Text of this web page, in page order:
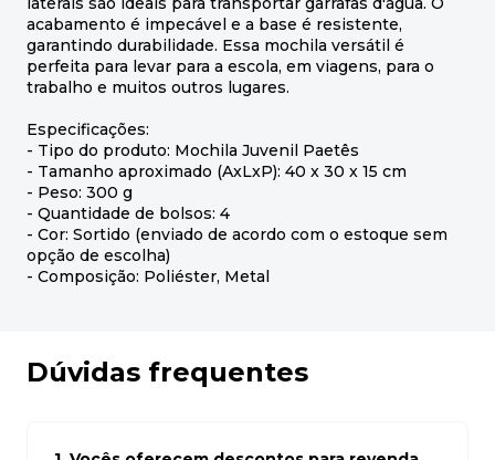
acabamento é impecável e a base é resistente,
garantindo durabilidade. Essa mochila versátil é
perfeita para levar para a escola, em viagens, para o
trabalho e muitos outros lugares.
Especificações:
- Tipo do produto: Mochila Juvenil Paetês
- Tamanho aproximado (AxLxP): 40 x 30 x 15 cm
- Peso: 300 g
- Quantidade de bolsos: 4
- Cor: Sortido (enviado de acordo com o estoque sem
opção de escolha)
- Composição: Poliéster, Metal
Dúvidas frequentes